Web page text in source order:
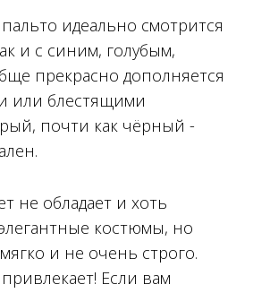
идеально смотрится
и с синим, голубым,
прекрасно дополняется
или блестящими
почти как чёрный -
не обладает и хоть
костюмы, но
и не очень строго.
Если вам